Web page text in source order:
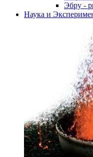
Эбру -
Наука и